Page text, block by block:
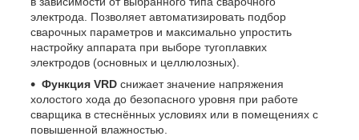
электрода. Позволяет автоматизировать подбор
сварочных параметров и максимально упростить
настройку аппарата при выборе тугоплавких
электродов (основных и целлюлозных).
Функция VRD снижает значение напряжения
холостого хода до безопасного уровня при работе
сварщика в стеснённых условиях или в помещениях с
повышенной влажностью.